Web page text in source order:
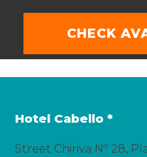
Hotel Cabello *
Street Chiriva Nº 28,